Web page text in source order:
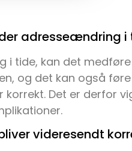
adresseændring i
i tide, kan det
og det kan også
Det er derfor
videresendt